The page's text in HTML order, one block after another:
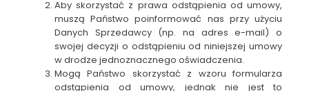
Aby skorzystać z prawa odstąpienia od umowy,
muszą Państwo poinformować nas przy użyciu
Danych Sprzedawcy (np. na adres e-mail) o
swojej decyzji o odstąpieniu od niniejszej umowy
w drodze jednoznacznego oświadczenia.
Mogą Państwo skorzystać z wzoru formularza
odstąpienia od umowy, jednak nie jest to